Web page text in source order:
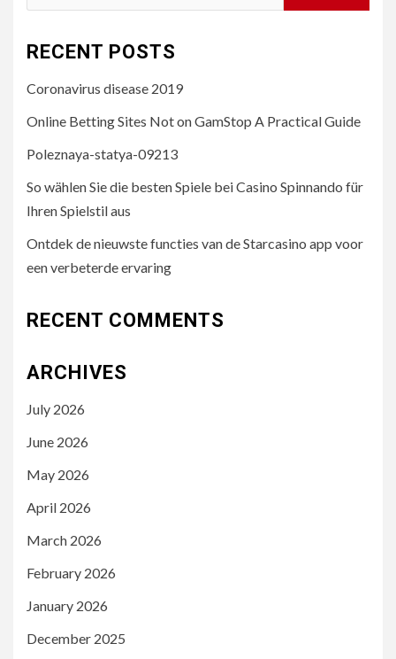
for:
RECENT POSTS
Coronavirus disease 2019
Online Betting Sites Not on GamStop A Practical Guide
Poleznaya-statya-09213
So wählen Sie die besten Spiele bei Casino Spinnando für
Ihren Spielstil aus
Ontdek de nieuwste functies van de Starcasino app voor
een verbeterde ervaring
RECENT COMMENTS
ARCHIVES
July 2026
June 2026
May 2026
April 2026
March 2026
February 2026
January 2026
December 2025